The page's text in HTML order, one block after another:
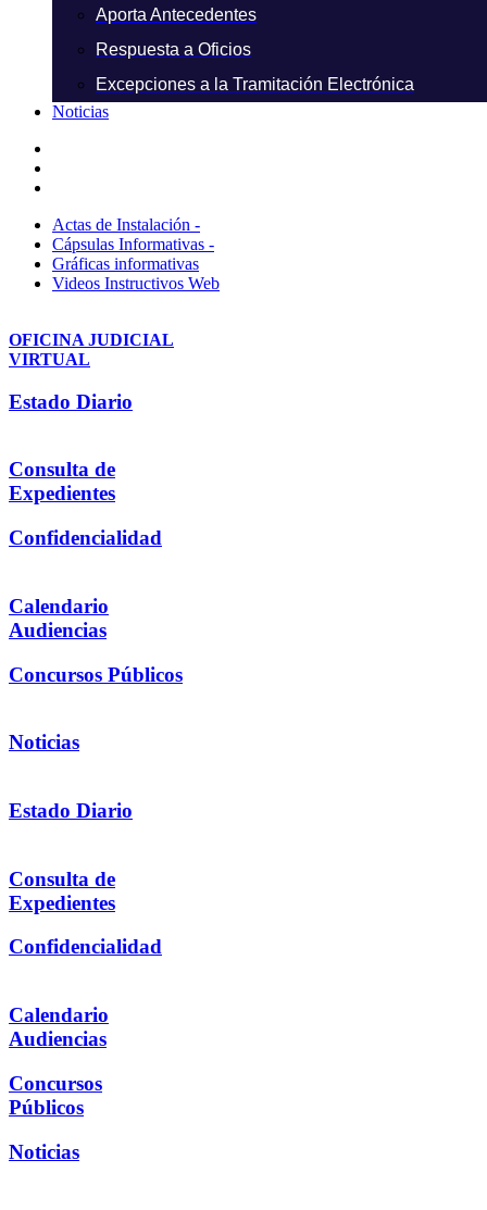
Aporta Antecedentes
Respuesta a Oficios
Excepciones a la Tramitación Electrónica
Noticias
Actas de Instalación -
Cápsulas Informativas -
Gráficas informativas
Videos Instructivos Web
OFICINA JUDICIAL
VIRTUAL
Estado Diario
Consulta de
Expedientes
Confidencialidad
Calendario
Audiencias
Concursos Públicos
Noticias
Estado Diario
Consulta de
Expedientes
Confidencialidad
Calendario
Audiencias
Concursos
Públicos
Noticias